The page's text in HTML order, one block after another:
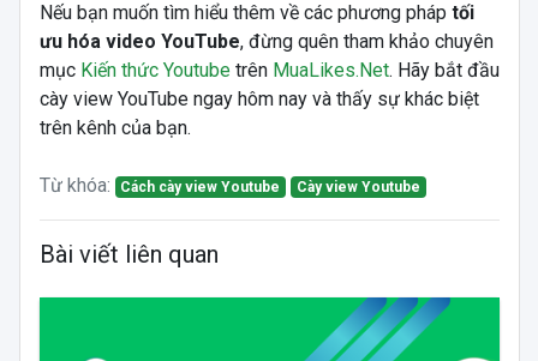
Nếu bạn muốn tìm hiểu thêm về các phương pháp tối
ưu hóa video YouTube, đừng quên tham khảo chuyên
mục Kiến thức Youtubetrên MuaLikes.Net. Hãy bắt đầu
cày view YouTube ngay hôm nay và thấy sự khác biệt
trên kênh của bạn.
Từ khóa: Cách cày view Youtube Cày view Youtube
Bài viết liên quan